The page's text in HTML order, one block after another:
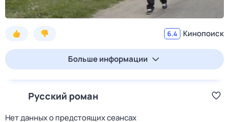
6.4 Кинопоиск
Больше информации
Русский роман
Нет данных о предстоящих сеансах